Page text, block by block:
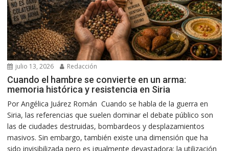
julio 13, 2026 Redacción
Cuando el hambre se convierte en un arma:
memoria histórica y resistencia en Siria
Por Angélica Juárez Román Cuando se habla de la guerra en
Siria, las referencias que suelen dominar el debate público son
las de ciudades destruidas, bombardeos y desplazamientos
masivos. Sin embargo, también existe una dimensión que ha
sido invisibilizada pero es igualmente devastadora: la utilización